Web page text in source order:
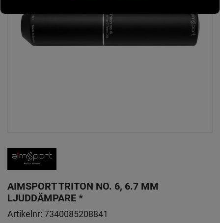
AIMSPORT TRITON NO. 6, 6.7 MM
LJUDDÄMPARE *
Artikelnr: 7340085208841